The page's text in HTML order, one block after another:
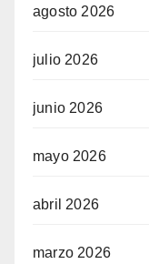
agosto 2026
julio 2026
junio 2026
mayo 2026
abril 2026
marzo 2026